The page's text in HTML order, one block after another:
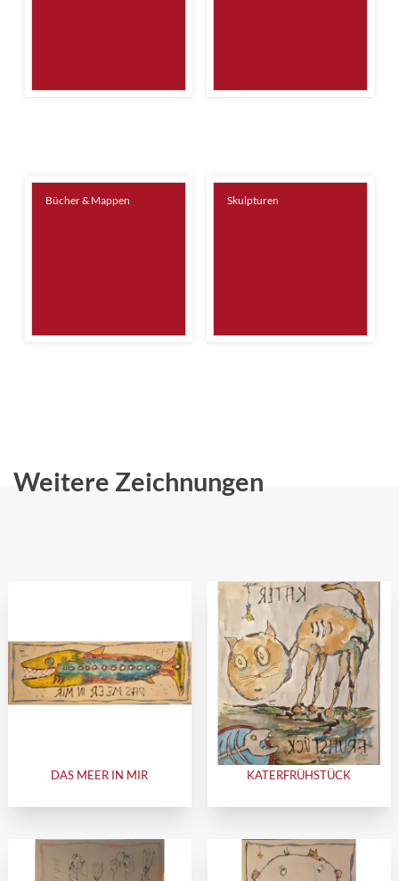
Bücher & Mappen Skulpturen
Weitere Zeichnungen
DAS MEER IN MIR KATERFRÜHSTÜCK